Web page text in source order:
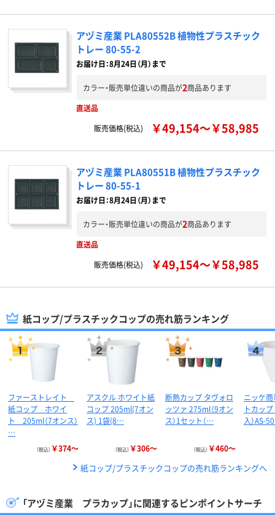
アヅミ産業 PLA80552B 植物性プラスチック
トレー 80-55-2
お届け日：8月24日（月）まで
カラー・販売単位違いの商品が2商品あります
直送品
販売価格(税込)
￥49,154～￥58,985
アヅミ産業 PLA80551B 植物性プラスチック
トレー 80-55-1
お届け日：8月24日（月）まで
カラー・販売単位違いの商品が2商品あります
直送品
販売価格(税込)
￥49,154～￥58,985
紙コップ/プラスチックコップの売れ筋ランキング
ファーストレイト
紙コップ ホワイ
ト 205ml（7オンス）
…
（税込） ￥374～
アスクル ホワイト紙
コップ 205ml(7オン
ス) 1袋(8…
（税込） ￥306～
断熱カップ タヴォロ
ッツァ 275ml（9オン
ス）1セット（…
（税込） ￥460～
ニッケ
トカッ
入）AS-
紙コップ/プラスチックコップの売れ筋ランキングへ
「アヅミ産業 プラカップ」に関連するピンポイントサーチ